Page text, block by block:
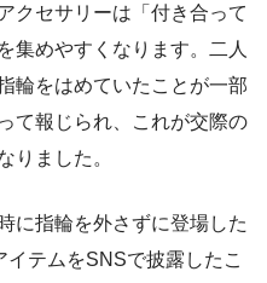
クセサリーは「付き合って
集めやすくなります。二人
輪をはめていたことが一部
て報じられ、これが交際の
りました。
に指輪を外さずに登場した
テムをSNSで披露したこ